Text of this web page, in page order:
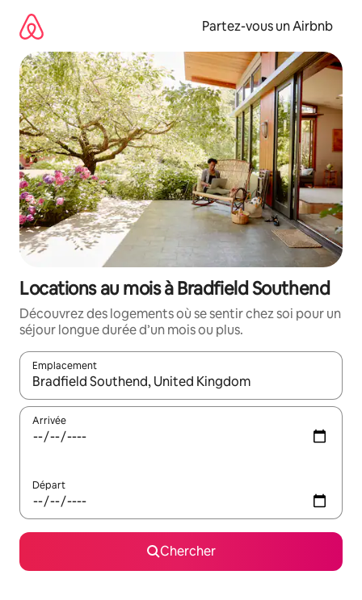
directement
contenu
Partez-vous un Airbnb
Locations au mois à Bradfield Southend
Découvrez des logements où se sentir chez soi pour un
séjour longue durée d’un mois ou plus.
Emplacement
Quand les résultats sont affichés, parcourez-les en utilisant
Arrivée
Départ
Chercher